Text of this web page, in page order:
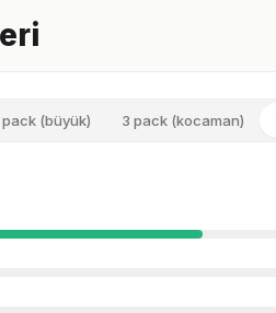
pack (büyük) 3 pack (kocaman)